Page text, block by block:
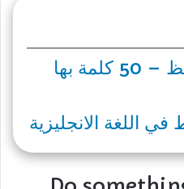
كلمات انجليزي للحفظ – 50 كلمة بها
اللغة الانجليزية